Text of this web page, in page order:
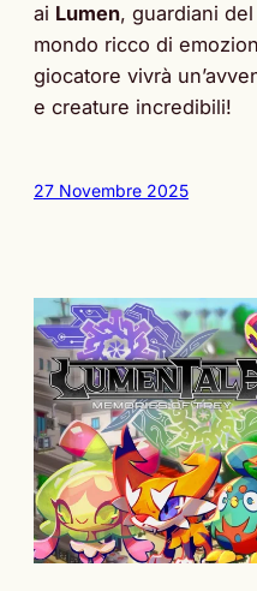
ai Lumen, guardiani
mondo ricco di
giocatore vivrà
e creature incredibili!
27 Novembre 2025